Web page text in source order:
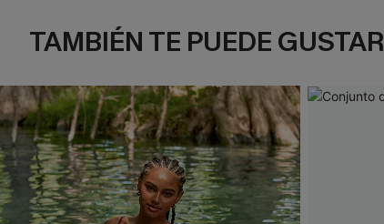
TAMBIÉN TE PUEDE GUSTAR